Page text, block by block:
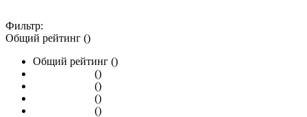
Фильтр:
Общий рейтинг ()
Общий рейтинг ()
()
()
()
()